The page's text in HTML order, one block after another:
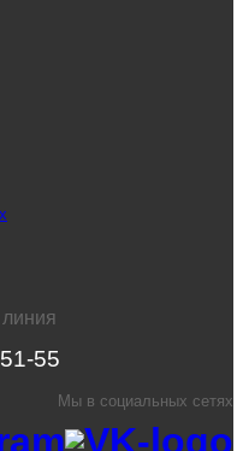
55
Мы в социальных сетях